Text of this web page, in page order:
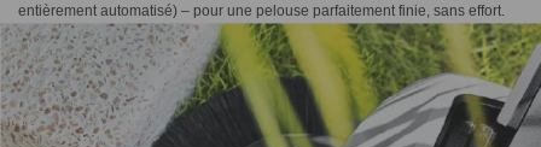
entièrement automatisé) – pour une pelouse parfaitement finie, sans effort.